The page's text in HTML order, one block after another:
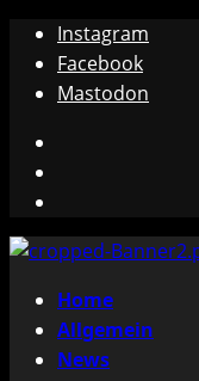
Zum
Inhalt
springen
Instagram
Facebook
Mastodon
Primäres
Menü
Home
Allgemein
News